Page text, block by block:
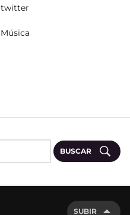
twitter
Música
BUSCAR
SUBIR